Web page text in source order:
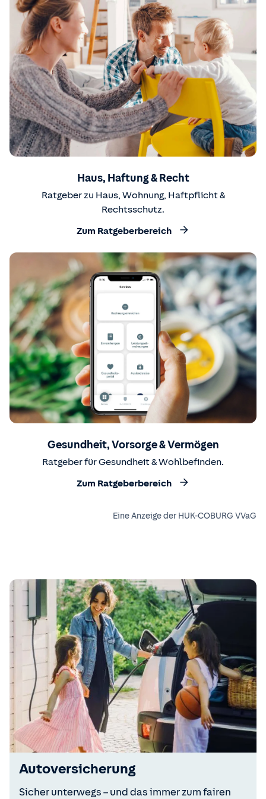
Haus, Haftung & Recht
Ratgeber zu Haus, Wohnung, Haftpflicht &
Rechtsschutz.
Zum Ratgeberbereich
Gesundheit, Vorsorge & Vermögen
Ratgeber für Gesundheit & Wohlbefinden.
Zum Ratgeberbereich
Eine Anzeige der HUK-COBURG VVaG
Autoversicherung
Sicher unterwegs – und das immer zum fairen